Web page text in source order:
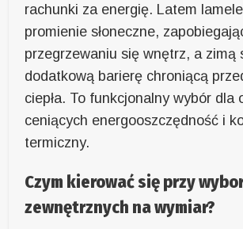
rachunki za energię. Latem
promienie słoneczne,
przegrzewaniu się wnętrz, a zimą
dodatkową barierę chroniącą
ciepła. To funkcjonalny wybór dla
ceniących energooszczędność i
termiczny.
Czym kierować się przy
zewnętrznych na wymiar?